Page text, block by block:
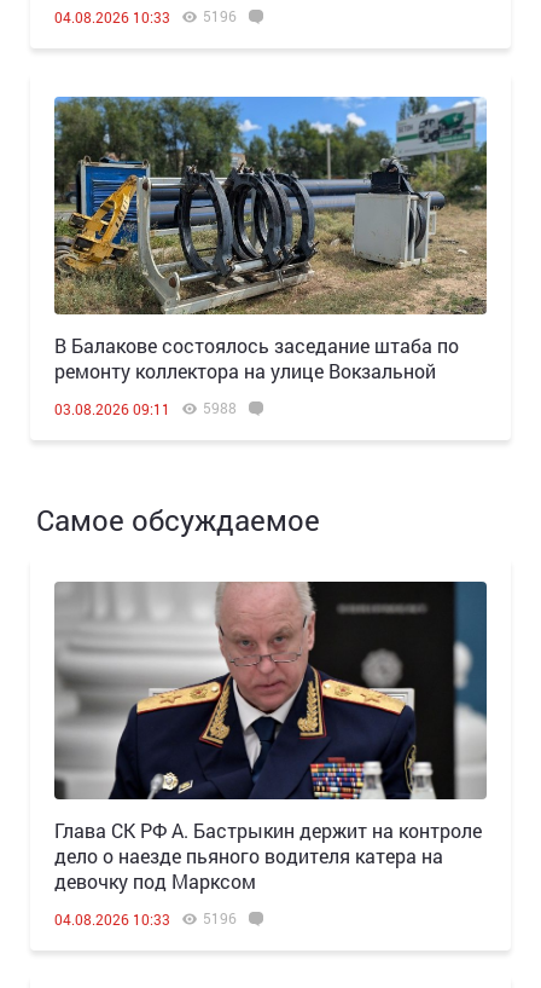
04.08.2026 10:33 5196
В Балакове состоялось заседание штаба по
ремонту коллектора на улице Вокзальной
03.08.2026 09:11 5988
Самое обсуждаемое
Глава СК РФ А. Бастрыкин держит на контроле
дело о наезде пьяного водителя катера на
девочку под Марксом
04.08.2026 10:33 5196